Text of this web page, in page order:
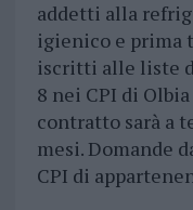
addetti alla
igienico e prima
iscritti alle liste
8 nei CPI di
contratto sarà a
mesi. Domande
CPI di